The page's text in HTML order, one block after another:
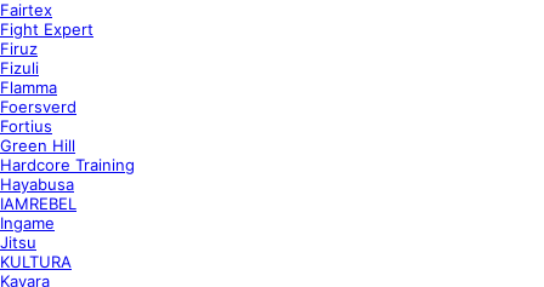
Fairtex
Fight Expert
Firuz
Fizuli
Flamma
Foersverd
Fortius
Green Hill
Hardcore Training
Hayabusa
IAMREBEL
Ingame
Jitsu
KULTURA
Kavara